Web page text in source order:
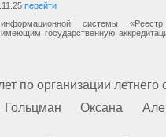
перейти
системы «Реестр
государственную
по организации летнего
Оксана